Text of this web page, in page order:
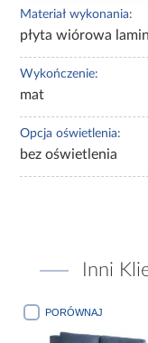
Materiał wykonania:
płyta wiórowa
Wykończenie:
mat
Opcja oświetlenia:
bez oświetlenia
Inni
PORÓWNAJ